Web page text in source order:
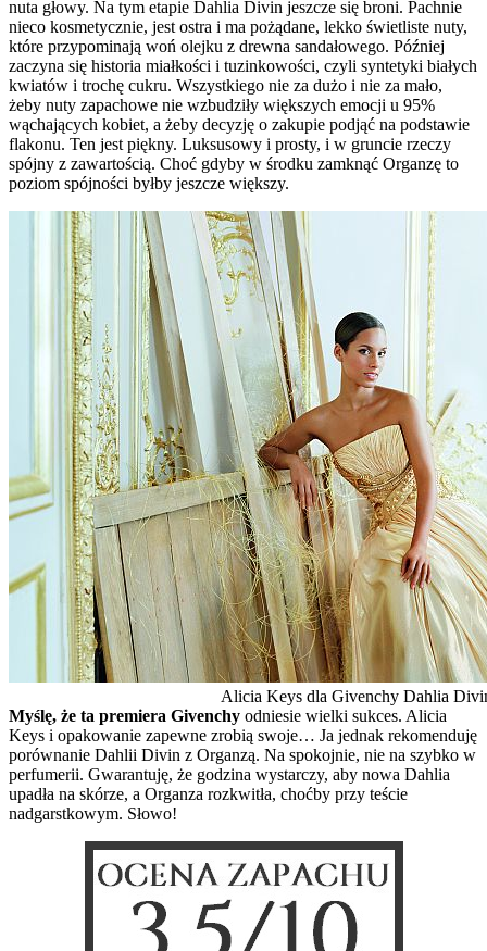
nuta głowy. Na tym etapie Dahlia Divin jeszcze się broni. Pachnie
nieco kosmetycznie, jest ostra i ma pożądane, lekko świetliste nuty,
które przypominają woń olejku z drewna sandałowego. Później
zaczyna się historia miałkości i tuzinkowości, czyli syntetyki białych
kwiatów i trochę cukru. Wszystkiego nie za dużo i nie za mało,
żeby nuty zapachowe nie wzbudziły większych emocji u 95%
wąchających kobiet, a żeby decyzję o zakupie podjąć na podstawie
flakonu. Ten jest piękny. Luksusowy i prosty, i w gruncie rzeczy
spójny z zawartością. Choć gdyby w środku zamknąć Organzę to
poziom spójności byłby jeszcze większy.
Alicia Keys dla Givenchy Dahlia
Myślę, że ta premiera Givenchy odniesie wielki sukces. Alicia
Keys i opakowanie zapewne zrobią swoje… Ja jednak rekomenduję
porównanie Dahlii Divin z Organzą. Na spokojnie, nie na szybko w
perfumerii. Gwarantuję, że godzina wystarczy, aby nowa Dahlia
upadła na skórze, a Organza rozkwitła, choćby przy teście
nadgarstkowym. Słowo!